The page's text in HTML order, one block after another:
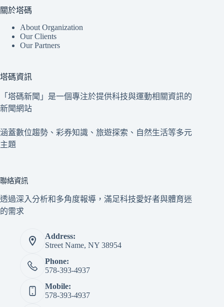
關於塔碼
About Organization
Our Clients
Our Partners
塔碼資訊
「塔碼新聞」是一個專注於提供科技與運動相關資訊的
新聞網站
涵蓋數位趨勢、彩券知識、旅遊探索、自然生活等多元
主題
聯絡資訊
透過深入分析和多角度報導，滿足科技愛好者與體育迷
的需求
Address:
Street Name, NY 38954
Phone:
578-393-4937
Mobile:
578-393-4937